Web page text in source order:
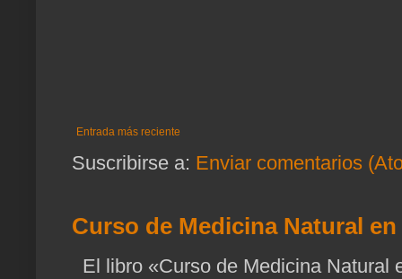
Entrada más reciente
Suscribirse a: Enviar comentarios
Curso de Medicina Natural
El libro «Curso de Medicina Natural